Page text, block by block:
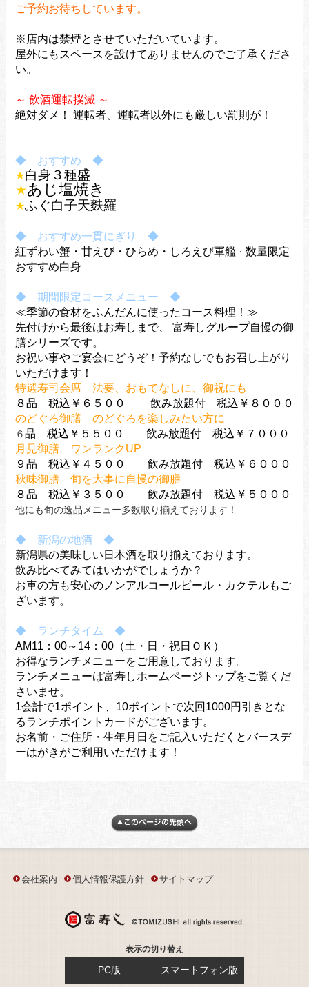
ご予約お待ちしています。
※店内は禁煙とさせていただいています。
屋外にもスペースを設けてありませんのでご了承くださ
い。
～ 飲酒運転撲滅 ～
絶対ダメ！
運転者、運転者以外にも厳しい罰則が！
◆ おすすめ ◆
★白身３種盛
★あじ塩焼き
★ふぐ白子天麩羅
◆ おすすめ一貫にぎり ◆
紅ずわい蟹・甘えび・ひらめ・しろえび軍艦・ 数量限定
おすすめ白身
◆ 期間限定コースメニュー ◆
≪季節の食材をふんだんに使ったコース料理！≫
先付けから最後はお寿しまで、
富寿しグループ自慢の御
膳シリーズです。
お祝い事やご宴会にどうぞ！ 予約なしでもお召し上がり
いただけます！
特選寿司会席 法要、おもてなしに、御祝にも
８品 税込￥６５００ 飲み放題付 税込￥８０００
のどぐろ御膳 のどぐろを楽しみたい方に
６品 税込￥５５００ 飲み放題付 税込￥７０００
月見御膳 ワンランクUP
９品 税込￥４５００ 飲み放題付 税込￥６０００
秋味御膳 旬を大事に自慢の御膳
８品 税込￥３５００ 飲み放題付 税込￥５０００
他にも旬の逸品メニュー多数取り揃えております！
◆ 新潟の地酒 ◆
新潟県の美味しい日本酒を取り揃えております。
飲み比べてみてはいかがでしょうか？
お車の方も安心のノンアルコールビール・カクテルもご
ざいます。
◆ ランチタイム ◆
AM11：00～14：00（土・日・祝日ＯＫ）
お得なランチメニューをご用意しております。
ランチメニューは富寿しホームページトップをご覧くだ
さいませ。
1会計で1ポイント、10ポイントで次回1000円引きとな
るランチポイントカードがございます。
お名前・ご住所・生年月日をご記入いただくとバースデ
ーはがきがご利用いただけます！
会社案内 個人情報保護方針 サイトマップ
表示の切り替え
PC版 スマートフォン版